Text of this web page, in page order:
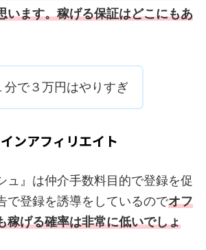
います。稼げる保証はどこにもあ
分で３万円はやりすぎ
ンアフィリエイト
ュ』は仲介手数料目的で登録を促
で登録を誘導をしているのでオフ
稼げる確率は非常に低いでしょ